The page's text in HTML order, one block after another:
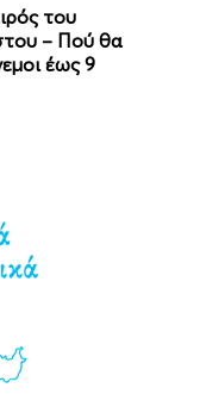
του
– Πού θα
έως 9